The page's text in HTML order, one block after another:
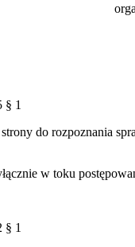
§ 1
do rozpoznania
w toku
§ 1